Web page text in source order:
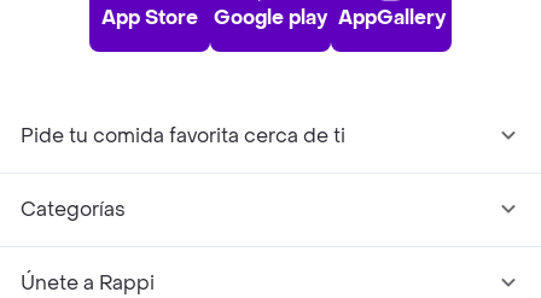
App Store Google play AppGallery
Pide tu comida favorita cerca de ti
Categorías
Únete a Rappi